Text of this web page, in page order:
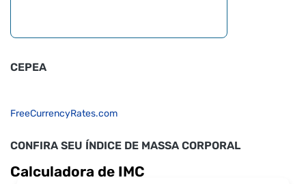
CEPEA
FreeCurrencyRates.com
CONFIRA SEU ÍNDICE DE MASSA CORPORAL
Calculadora de IMC